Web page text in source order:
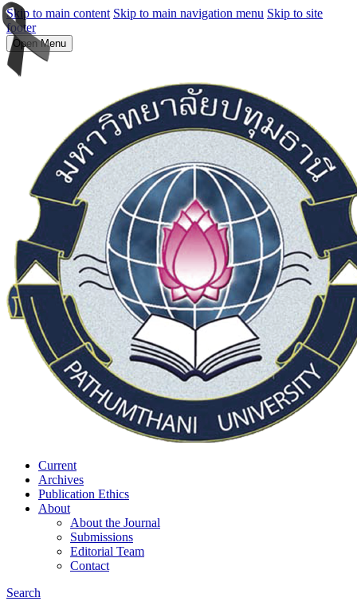
Skip to main content Skip to main navigation menu Skip to site
footer
Open Menu
Current
Archives
Publication Ethics
About
About the Journal
Submissions
Editorial Team
Contact
Search